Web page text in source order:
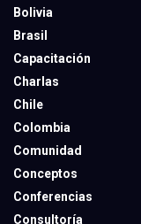
Bolivia
Brasil
Capacitación
Charlas
Chile
Colombia
Comunidad
Conceptos
Conferencias
Consultoría